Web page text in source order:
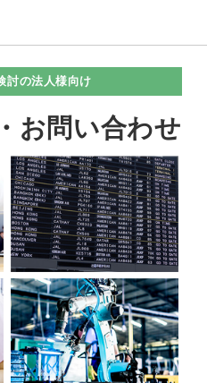
討の法人様向け
お問い合わせ